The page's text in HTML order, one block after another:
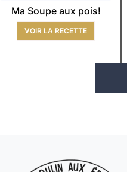
Ma Soupe aux pois!
VOIR LA RECETTE